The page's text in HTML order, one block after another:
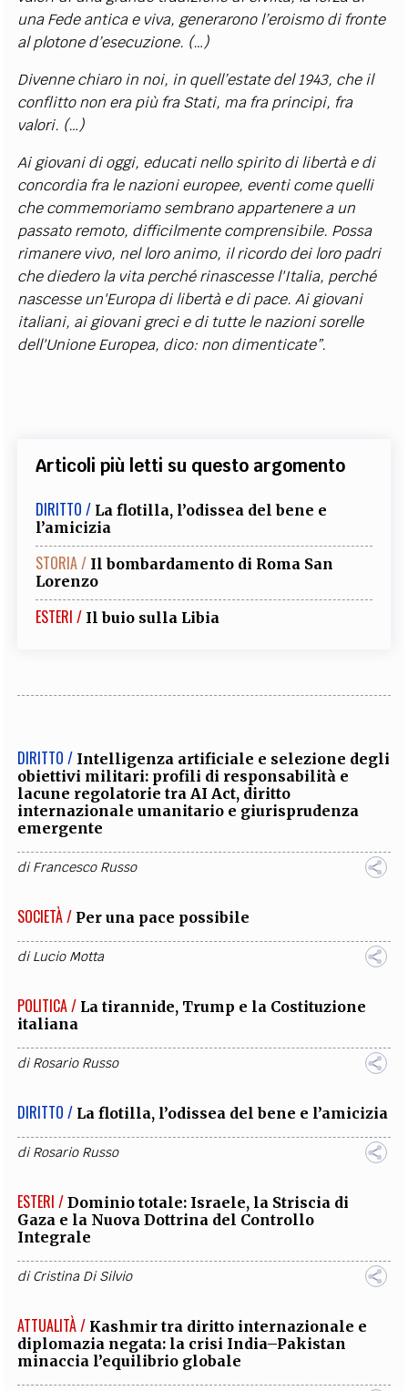
una Fede antica e viva, generarono l’eroismo di fronte
al plotone d’esecuzione. (…)
Divenne chiaro in noi, in quell’estate del 1943, che il
conflitto non era più fra Stati, ma fra principi, fra
valori. (…)
Ai giovani di oggi, educati nello spirito di libertà e di
concordia fra le nazioni europee, eventi come quelli
che commemoriamo sembrano appartenere a un
passato remoto, difficilmente comprensibile. Possa
rimanere vivo, nel loro animo, il ricordo dei loro padri
che diedero la vita perché rinascesse l'Italia, perché
nascesse un'Europa di libertà e di pace. Ai giovani
italiani, ai giovani greci e di tutte le nazioni sorelle
dell'Unione Europea, dico: non dimenticate”.
Articoli più letti su questo argomento
DIRITTO / La flotilla, l’odissea del bene e
l’amicizia
STORIA / Il bombardamento di Roma San
Lorenzo
ESTERI / Il buio sulla Libia
DIRITTO / Intelligenza artificiale e selezione degli
obiettivi militari: profili di responsabilità e
lacune regolatorie tra AI Act, diritto
internazionale umanitario e giurisprudenza
emergente
diFrancesco Russo
SOCIETÀ / Per una pace possibile
diLucio Motta
POLITICA / La tirannide, Trump e la Costituzione
italiana
diRosario Russo
DIRITTO / La flotilla, l’odissea del bene e l’amicizia
diRosario Russo
ESTERI / Dominio totale: Israele, la Striscia di
Gaza e la Nuova Dottrina del Controllo
Integrale
diCristina Di Silvio
ATTUALITÀ / Kashmir tra diritto internazionale e
diplomazia negata: la crisi India–Pakistan
minaccia l’equilibrio globale